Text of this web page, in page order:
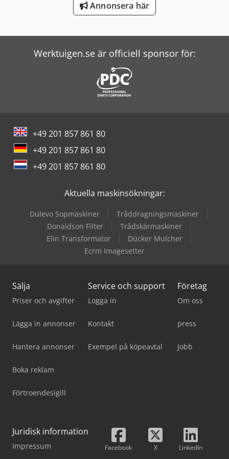
Annonsera här
Werktuigen.se är officiell sponsor för:
+49 201 857 861 80
+49 201 857 861 80
+49 201 857 861 80
Aktuella maskinsökningar:
Dulevo Sopmaskiner
Tråddragningsmaskiner
Donaldson Filter
Trådskärmaskiner
Elin Transformator
Dücker Mulcher
Ecrm Imagesetter
Sälja
Priser och avgifter
Lägga in annonser
Hantera annonser
Boka reklam
Förtroendesigill
Service och support
Logga in
Kontakt
Exempel på köpeavtal
Företag
Om oss
press
Jobb
Juridisk information
Impressum Facebook X LinkedIn